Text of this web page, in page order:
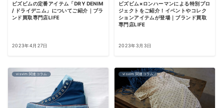
ビズビムの定番アイテム「DRY DENIM
/ ドライデニム」についてご紹介｜ブラ
ンド買取専門店LIFE
2023年4月27日
ビズビム×ロンハーマンによる特別プロ
ジェクトをご紹介！イベントやコレク
ションアイテムが登場｜ブランド買取
専門店LIFE
2023年3月3日
visvim 関連コラム visvim 関連コラム